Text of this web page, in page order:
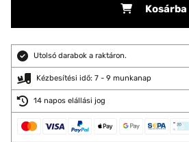
Kosárba
Utolsó darabok a raktáron.
Kézbesítési idő: 7 - 9 munkanap
14 napos elállási jog